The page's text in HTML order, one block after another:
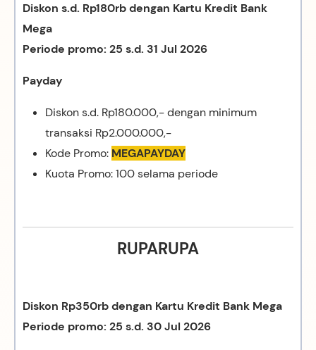
Diskon s.d. Rp180rb dengan Kartu Kredit Bank
Mega
Periode promo: 25 s.d. 31 Jul 2026
Payday
Diskon s.d. Rp180.000,- dengan minimum
transaksi Rp2.000.000,-
Kode Promo: MEGAPAYDAY
Kuota Promo: 100 selama periode
RUPARUPA
Diskon Rp350rb dengan Kartu Kredit Bank Mega
Periode promo: 25 s.d. 30 Jul 2026